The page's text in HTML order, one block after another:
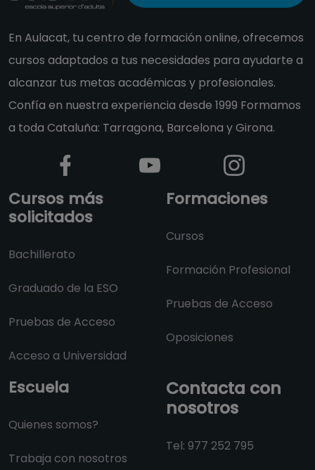
En Aulacat, tu centro de formación online, ofrecemos
cursos adaptados a tus necesidades para ayudarte a
alcanzar tus metas académicas y profesionales.
Confía en nuestra experiencia desde 1999 Formamos
a toda Cataluña: Tarragona, Barcelona y Girona.
Cursos más
solicitados
Bachillerato
Graduado de la ESO
Pruebas de Acceso
Acceso a Universidad
Formaciones
Cursos
Formación Profesional
Pruebas de Acceso
Oposiciones
Escuela
Quienes somos?
Trabaja con nosotros
Contacta con
nosotros
Tel: 977 252 795